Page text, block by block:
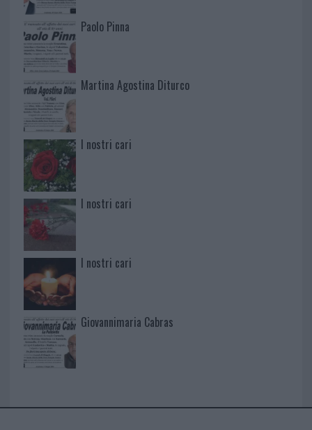
Paolo Pinna
Martina Agostina Diturco
I nostri cari
I nostri cari
I nostri cari
Giovannimaria Cabras